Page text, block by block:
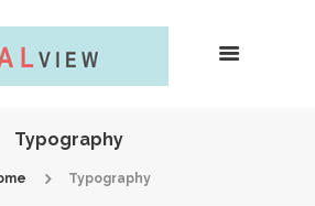
Typography
Typography